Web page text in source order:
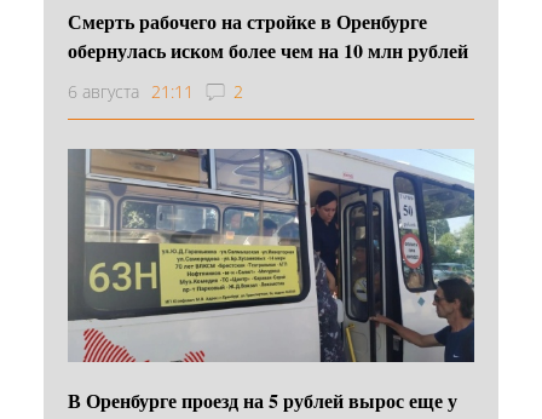
Смерть рабочего на стройке в Оренбурге
обернулась иском более чем на 10 млн рублей
6 августа 21:11 2
В Оренбурге проезд на 5 рублей вырос еще у